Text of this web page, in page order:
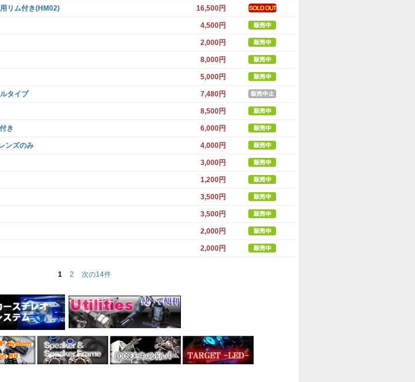
リム付き(HM02) 16,500円
4,500円
2,000円
8,000円
5,000円
タイプ 7,480円
8,500円
き 6,000円
ンズのみ 4,000円
3,000円
1,200円
3,500円
3,500円
2,000円
2,000円
1 2 次の14件